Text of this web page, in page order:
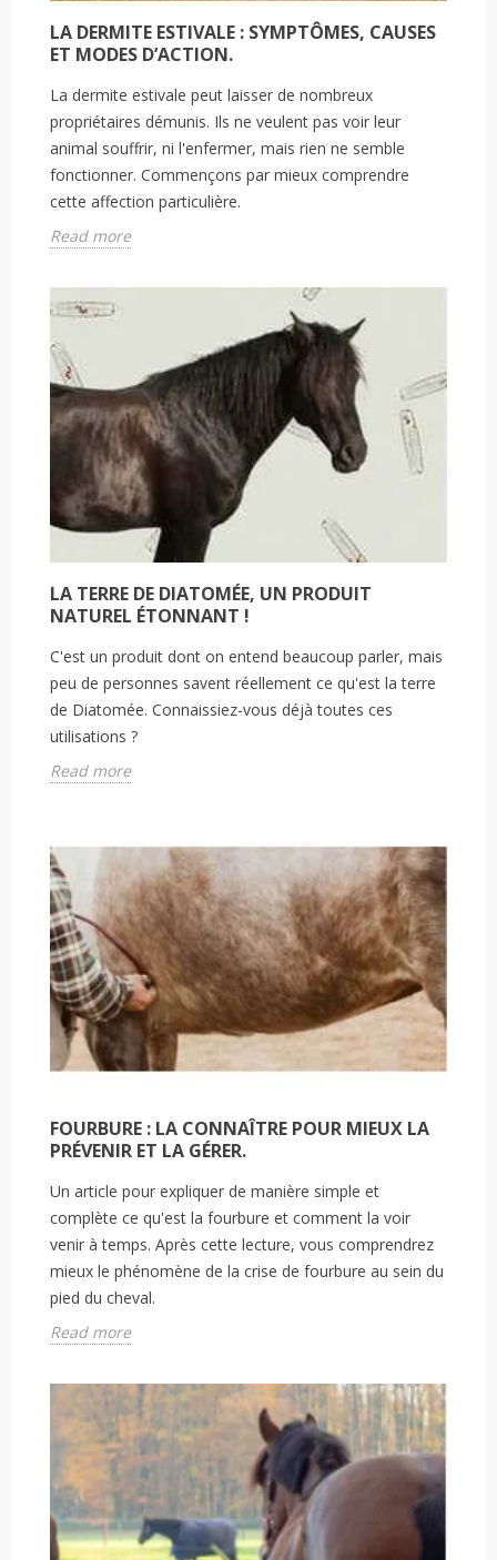
LA DERMITE ESTIVALE : SYMPTÔMES, CAUSES
ET MODES D’ACTION.
La dermite estivale peut laisser de nombreux
propriétaires démunis. Ils ne veulent pas voir leur
animal souffrir, ni l'enfermer, mais rien ne semble
fonctionner. Commençons par mieux comprendre
cette affection particulière.
Read more
LA TERRE DE DIATOMÉE, UN PRODUIT
NATUREL ÉTONNANT !
C'est un produit dont on entend beaucoup parler, mais
peu de personnes savent réellement ce qu'est la terre
de Diatomée. Connaissiez-vous déjà toutes ces
utilisations ?
Read more
FOURBURE : LA CONNAÎTRE POUR MIEUX LA
PRÉVENIR ET LA GÉRER.
Un article pour expliquer de manière simple et
complète ce qu'est la fourbure et comment la voir
venir à temps. Après cette lecture, vous comprendrez
mieux le phénomène de la crise de fourbure au sein du
pied du cheval.
Read more